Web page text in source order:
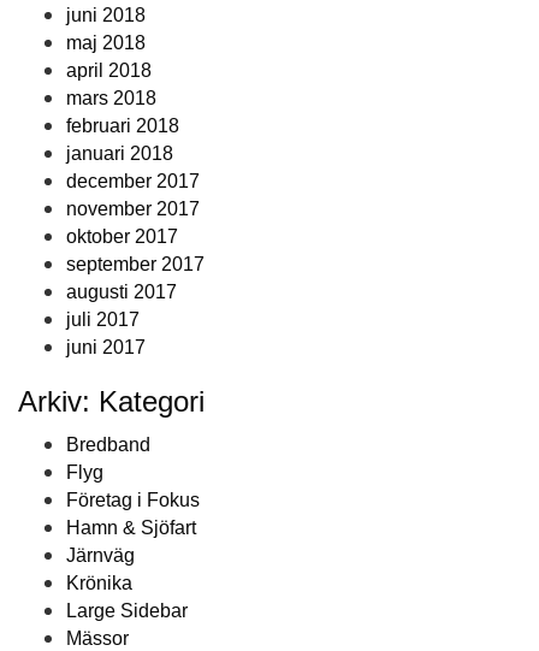
juni 2018
maj 2018
april 2018
mars 2018
februari 2018
januari 2018
december 2017
november 2017
oktober 2017
september 2017
augusti 2017
juli 2017
juni 2017
Arkiv: Kategori
Bredband
Flyg
Företag i Fokus
Hamn & Sjöfart
Järnväg
Krönika
Large Sidebar
Mässor